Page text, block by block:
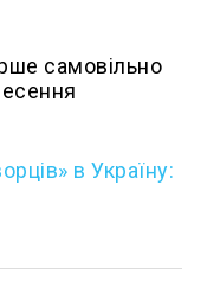
самовільно
в Україну: